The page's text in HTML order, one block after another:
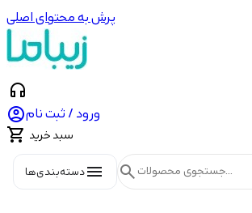
پرش به محتوای اصلی
headphones
ورود / ثبت نام
 سبد خرید
menuدسته‌بندی‌ها search